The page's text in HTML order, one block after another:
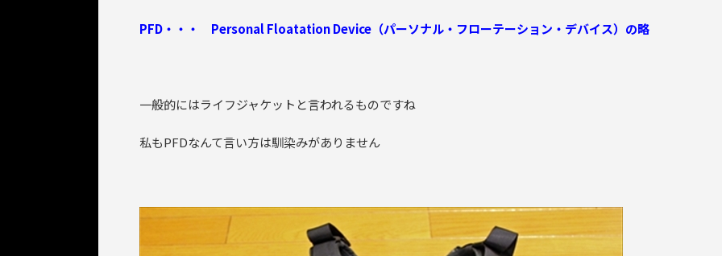
PFD・・・ Personal Floatation Device（パーソナル・フローテーション・デバイス）の略
一般的にはライフジャケットと言われるものですね
私もPFDなんて言い方は馴染みがありません